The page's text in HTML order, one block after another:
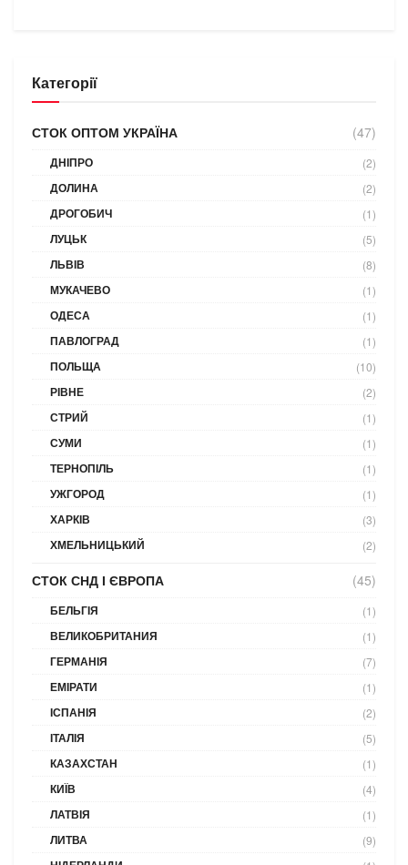
Категорії
СТОК ОПТОМ УКРАЇНА (47)
ДНІПРО (2)
ДОЛИНА (2)
ДРОГОБИЧ (1)
ЛУЦЬК (5)
ЛЬВІВ (8)
МУКАЧЕВО (1)
ОДЕСА (1)
ПАВЛОГРАД (1)
ПОЛЬЩА (10)
РІВНЕ (2)
СТРИЙ (1)
СУМИ (1)
ТЕРНОПІЛЬ (1)
УЖГОРОД (1)
ХАРКІВ (3)
ХМЕЛЬНИЦЬКИЙ (2)
СТОК СНД І ЄВРОПА (45)
БЕЛЬГІЯ (1)
ВЕЛИКОБРИТАНИЯ (1)
ГЕРМАНІЯ (7)
ЕМІРАТИ (1)
ІСПАНІЯ (2)
ІТАЛІЯ (5)
КАЗАХСТАН (1)
КИЇВ (4)
ЛАТВІЯ (1)
ЛИТВА (9)